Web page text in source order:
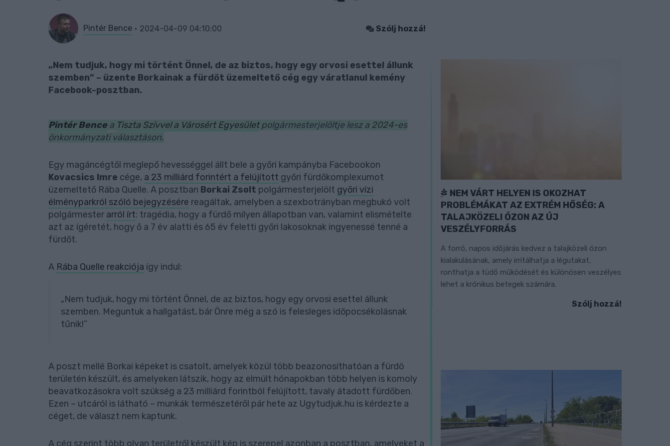
Pintér Bence 2024-04-09 04:10:00 Szólj hozzá!
„Nem tudjuk, hogy mi történt Önnel, de az biztos, hogy egy orvosi esettel állunk
szemben” – üzente Borkainak a fürdőt üzemeltető cég egy váratlanul kemény
Facebook-posztban.
Pintér Bencea Tiszta Szívvel a Városért Egyesületpolgármesterjelöltje lesz a 2024-es
önkormányzati választáson.
Egy magáncégtől meglepő hevességgel állt bele a győri kampányba Facebookon
Kovacsics Imre cége, a 23 milliárd forintért a felújított győri fürdőkomplexumot
üzemeltető Rába Quelle. A posztban Borkai Zsolt polgármesterjelölt győri vízi
élményparkról szóló bejegyzésére reagáltak, amelyben a szexbotrányban megbukó volt
polgármester arról írt: tragédia, hogy a fürdő milyen állapotban van, valamint elismételte
azt az ígéretét, hogy ő a 7 év alatti és 65 év feletti győri lakosoknak ingyenessé tenné a
fürdőt.
A Rába Quelle reakciója így indul:
„Nem tudjuk, hogy mi történt Önnel, de az biztos, hogy egy orvosi esettel állunk
szemben. Meguntuk a hallgatást, bár Önre még a szó is felesleges időpocsékolásnak
tűnik!”
A poszt mellé Borkai képeket is csatolt, amelyek közül több beazonosíthatóan a fürdö
területén készült, és amelyeken látszik, hogy az elmúlt hónapokban több helyen is komoly
beavatkozásokra volt szükség a 23 milliárd forintból felújított, tavaly átadott fürdőben.
Ezen – utcáról is látható – munkák természetéről pár hete az Ugytudjuk.hu is kérdezte a
céget, de választ nem kaptunk.
A cég szerint több olyan területről készült kép is szerepel azonban a posztban, amelyeket a
NEM VÁRT HELYEN IS OKOZHAT
PROBLÉMÁKAT AZ EXTRÉM HŐSÉG: A
TALAJKÖZELI ÓZON AZ ÚJ
VESZÉLYFORRÁS
A forró, napos időjárás kedvez a talajközeli ózon
kialakulásának, amely irritálhatja a légutakat,
ronthatja a tüdő működését és különösen veszélyes
lehet a krónikus betegek számára.
Szólj hozzá!